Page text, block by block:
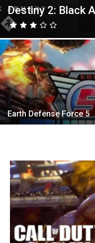
Destiny 2: Black
Earth Defense Force 5